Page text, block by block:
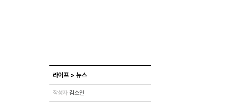
라이프 > 뉴스
작성자 김소연